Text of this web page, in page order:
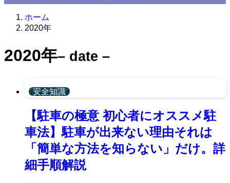
ホーム
2020年
2020年– date –
安全知識
【駐車の極意 初心者にオススメ駐
車法】駐車が出来ない理由それは
「簡単な方法を知らない」だけ。詳
細手順解説